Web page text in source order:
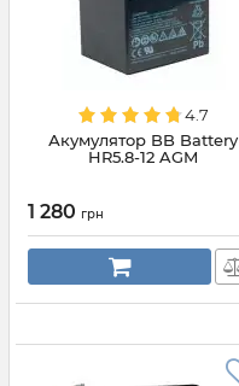
4.7
Акумулятор BB Battery
HR5.8-12 AGM
1 280 грн